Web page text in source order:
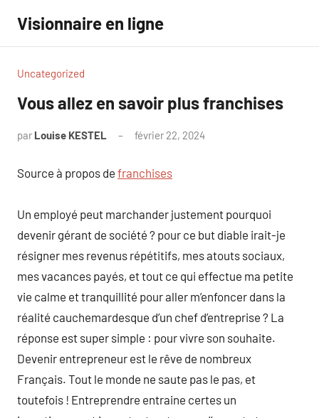
contenu
Visionnaire en ligne
Uncategorized
Vous allez en savoir plus franchises
par Louise KESTEL février 22, 2024
Source à propos de franchises
Un employé peut marchander justement pourquoi
devenir gérant de société ? pour ce but diable irait-je
résigner mes revenus répétitifs, mes atouts sociaux,
mes vacances payés, et tout ce qui effectue ma petite
vie calme et tranquillité pour aller m’enfoncer dans la
réalité cauchemardesque d’un chef d’entreprise ? La
réponse est super simple : pour vivre son souhaite.
Devenir entrepreneur est le rêve de nombreux
Français. Tout le monde ne saute pas le pas, et
toutefois ! Entreprendre entraine certes un